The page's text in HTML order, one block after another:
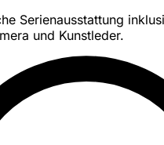
Serienausstattung
und Kunstleder.